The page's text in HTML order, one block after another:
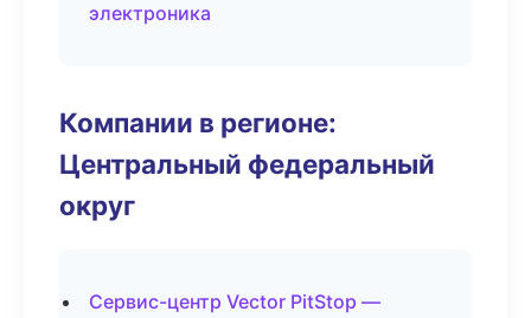
электроника
Компании в регионе:
Центральный федеральный
округ
Сервис-центр Vector PitStop —